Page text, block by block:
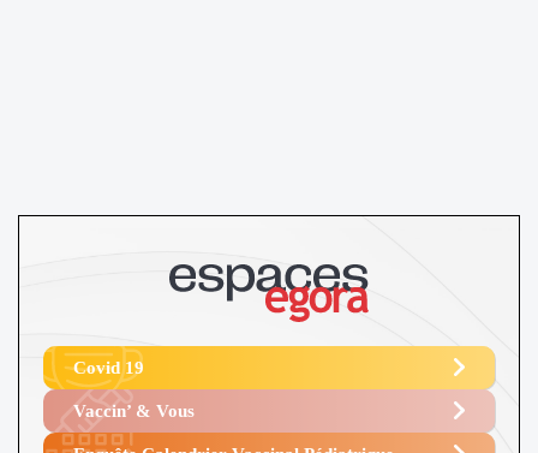
Covid 19
Vaccin’ & Vous